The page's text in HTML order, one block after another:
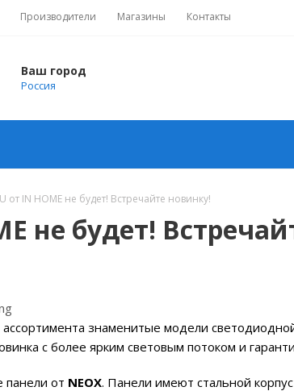
Производители Магазины Контакты
Ваш город
Россия
от IN HOME не будет! Встречайте новинку!
не будет!
знаменитые модели
с более ярким световым потоком и
от NEOX. Панели имеют стальной